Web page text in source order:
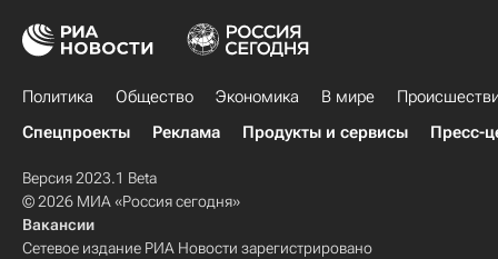
Политика Общество Экономика В мире
Спецпроекты
Реклама Продукты и сервисы Пресс-
Версия 2023.1 Beta
© 2026 МИА «Россия сегодня»
Вакансии
Сетевое издание РИА Новости зарегистрировано